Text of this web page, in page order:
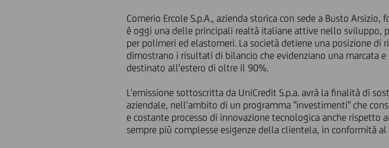
Comerio Ercole S.p.A., azienda storica con sede a Busto
è oggi una delle principali realtà italiane attive nello sviluppo,
per polimeri ed elastomeri. La società detiene una posizione di
dimostrano i risultati di bilancio che evidenziano una marcata
destinato all'estero di oltre il 90%.
L'emissione sottoscritta da UniCredit S.p.a. avrà la finalità di
aziendale, nell'ambito di un programma "investimenti" che
e costante processo di innovazione tecnologica anche rispetto
sempre più complesse esigenze della clientela, in conformità